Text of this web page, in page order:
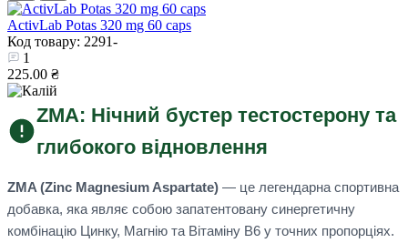
ActivLab Potas 320 mg 60 caps
Код товару: 2291-
1
225.00 ₴
ZMA: Нічний бустер тестостерону та
глибокого відновлення
ZMA (Zinc Magnesium Aspartate) — це легендарна спортивна
добавка, яка являє собою запатентовану синергетичну
комбінацію Цинку, Магнію та Вітаміну B6 у точних пропорціях.